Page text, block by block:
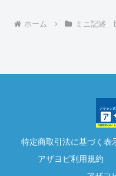
ホーム ミニ記述
特定商取引法に基づく表
アザヨビ利用規約